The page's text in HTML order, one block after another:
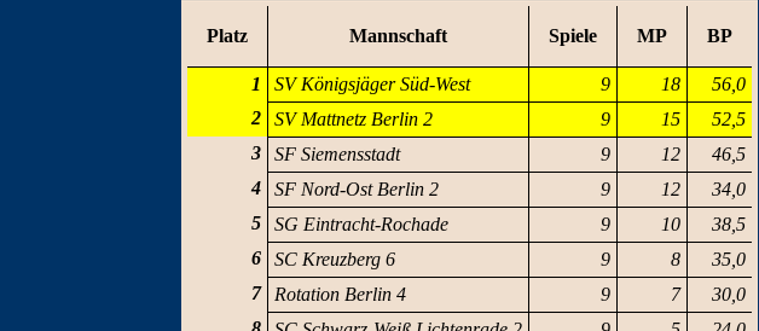
Platz Mannschaft Spiele MP BP
1 SV Königsjäger Süd-West 9 18
56,0
2
SV Mattnetz Berlin 2 9 15
52,5
3
SF Siemensstadt 9 12
46,5
4
SF Nord-Ost Berlin 2 9 12
34,0
5
SG Eintracht-Rochade 9 10
38,5
6
SC Kreuzberg 6 9 8
35,0
7
Rotation Berlin 4 9 7
30,0